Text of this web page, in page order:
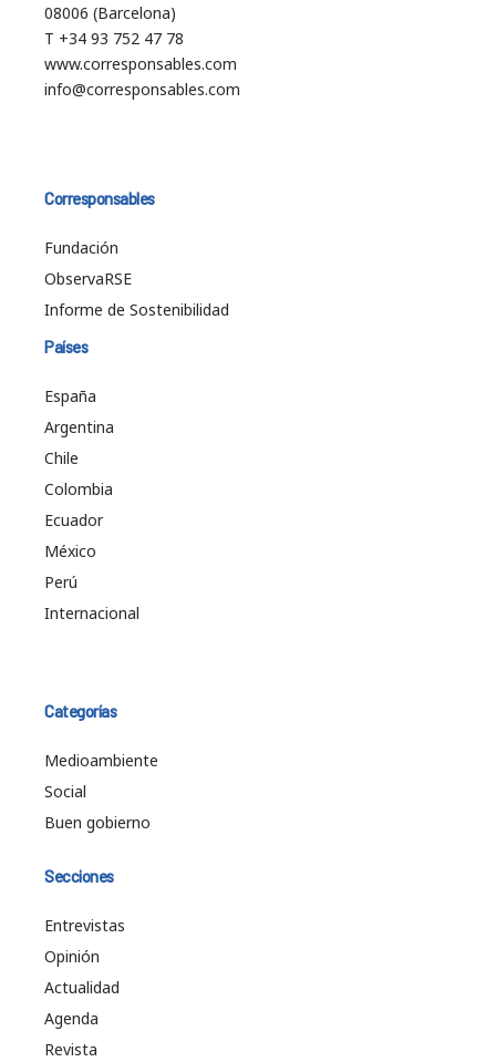
08006 (Barcelona)
T +34 93 752 47 78
www.corresponsables.com
info@corresponsables.com
Corresponsables
Fundación
ObservaRSE
Informe de Sostenibilidad
Países
España
Argentina
Chile
Colombia
Ecuador
México
Perú
Internacional
Categorías
Medioambiente
Social
Buen gobierno
Secciones
Entrevistas
Opinión
Actualidad
Agenda
Revista